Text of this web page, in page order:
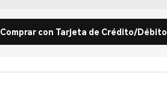
Comprar con Tarjeta de Crédito/Débito